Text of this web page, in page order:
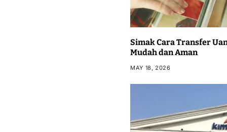
Simak Cara Transfer
Mudah dan Aman
MAY 18, 2026